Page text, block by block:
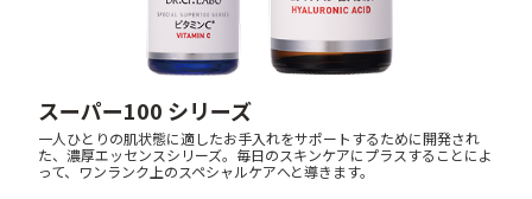
スーパー100 シリーズ
一人ひとりの肌状態に適したお手入れをサポートするために開発され
た、濃厚エッセンスシリーズ。毎日のスキンケアにプラスすることによ
って、ワンランク上のスペシャルケアへと導きます。